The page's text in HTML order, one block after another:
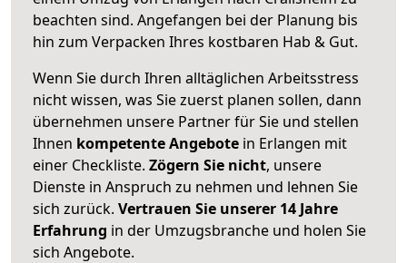
beachten sind. Angefangen bei der Planung bis
hin zum Verpacken Ihres kostbaren Hab & Gut.
Wenn Sie durch Ihren alltäglichen Arbeitsstress
nicht wissen, was Sie zuerst planen sollen, dann
übernehmen unsere Partner für Sie und stellen
Ihnen kompetente Angebote in Erlangen mit
einer Checkliste. Zögern Sie nicht, unsere
Dienste in Anspruch zu nehmen und lehnen Sie
sich zurück. Vertrauen Sie unserer 14 Jahre
Erfahrung in der Umzugsbranche und holen Sie
sich Angebote.